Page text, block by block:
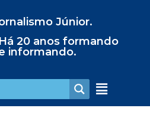
Júnior.
Há 20 anos formando
informando.